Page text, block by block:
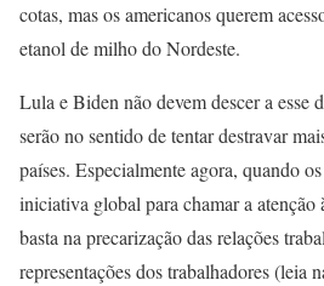
cotas, mas os americanos querem
etanol de milho do Nordeste.
Lula e Biden não devem descer a esse
serão no sentido de tentar destravar
países. Especialmente agora, quando
iniciativa global para chamar a atenção
basta na precarização das relações
representações dos trabalhadores (leia